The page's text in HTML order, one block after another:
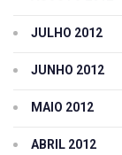
JULHO 2012
JUNHO 2012
MAIO 2012
ABRIL 2012